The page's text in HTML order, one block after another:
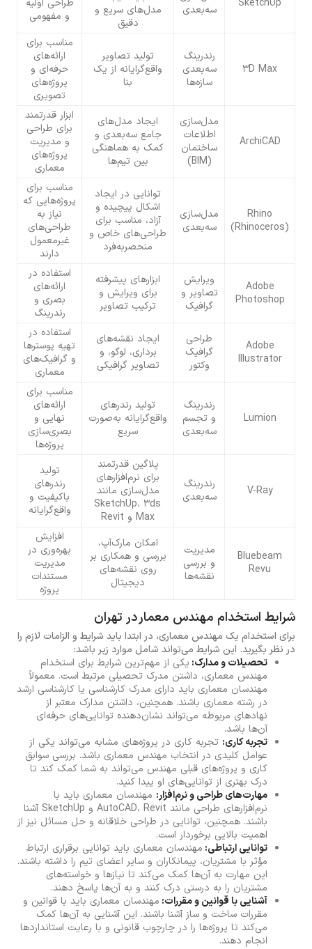
SketchUp
سه‌بعدی
مدل‌های سریع و
دقیق
طراحی اولیه
و مفهومی
3D Max
رندرینگ
سه‌بعدی
سازه‌ها
تولید تصاویر
واقع‌گرایانه از یک
بنا
مناسب برای
ارائه‌های
حرفه‌ای و
پروژه‌های
تصویری
ArchiCAD
مدل‌سازی
اطلاعات
ساختمان
(BIM)
ایجاد مدل‌های
جامع سه‌بعدی و
کمک به هماهنگی
بین تیم‌ها
ابزار قدرتمند
برای طراحی
و مدیریت
پروژه‌های
معماری
Rhino
(Rhinoceros)
مدل‌سازی
سه‌بعدی
توانایی در ایجاد
اشکال پیچیده و
آزاد، مناسب برای
طراحی‌های خاص و
منحصربه‌فرد
مناسب برای
پروژه‌هایی که
نیاز به
طراحی‌های
غیرمعمول
دارند
Adobe
Photoshop
ویرایش
تصاویر و
گرافیک
ابزارهای پیشرفته
برای ویرایش و
ترکیب تصاویر
استفاده در
ارائه‌های
بصری و
رندرینگ
Adobe
Illustrator
طراحی
گرافیک
وکتور
ایجاد نقشه‌های
برداری، لوگو، و
تصاویر گرافیکی
استفاده در
تهیه پوسترها
و گرافیک‌های
معماری
Lumion
رندرینگ
و تجسم
سه‌بعدی
تولید رندرهای
واقع‌گرایانه به‌صورت
سریع
مناسب برای
ارائه‌های
نهایی و
بصری‌سازی
پروژه‌ها
V-Ray
رندرینگ
سه‌بعدی
پلاگین قدرتمند
برای نرم‌افزارهای
مدل‌سازی مانند
SketchUp، 3ds
Max و Revit
تولید
رندرهای
باکیفیت و
واقع‌گرایانه
Bluebeam
Revu
مدیریت
و بررسی
نقشه‌ها
امکان مارک‌آپ،
بررسی و همکاری بر
روی نقشه‌های
دیجیتال
افزایش
بهره‌وری در
مدیریت
مستندات
پروژه
شرایط استخدام مهندس معمار در تهران
برای استخدام یک مهندس معماری، در ابتدا باید شرایط و الزامات لازم را
در نظر بگیرید. این شرایط می‌تواند شامل موارد زیر باشد:
تحصیلات و مدارک: یکی از مهم‌ترین شرایط برای استخدام
مهندس معماری، داشتن مدرک تحصیلی مرتبط است. معمولاً
مهندسان معماری باید دارای مدرک کارشناسی یا کارشناسی ارشد
در رشته معماری باشند. همچنین، داشتن مدارک معتبر از
نهادهای مربوطه می‌تواند نشان‌دهنده توانایی‌های حرفه‌ای
آن‌ها باشد.
تجربه کاری: تجربه کاری در پروژه‌های مشابه می‌تواند یکی از
عوامل کلیدی در انتخاب مهندس معماری باشد. بررسی سوابق
کاری و پروژه‌های قبلی مهندس می‌تواند به شما کمک کند تا
درک بهتری از توانایی‌های او پیدا کنید.
مهارت‌های طراحی و نرم‌افزار: مهندسان معماری باید با
نرم‌افزارهای طراحی مانند AutoCAD، Revit و SketchUp آشنا
باشند. همچنین، توانایی در طراحی خلاقانه و حل مسائل نیز از
اهمیت بالایی برخوردار است.
توانایی ارتباطی: مهندسان معماری باید توانایی برقراری ارتباط
مؤثر با مشتریان، پیمانکاران و سایر اعضای تیم را داشته باشند.
این مهارت به آن‌ها کمک می‌کند تا نیازها و خواسته‌های
مشتریان را به درستی درک کنند و به آن‌ها پاسخ دهند.
آشنایی با قوانین و مقررات: مهندسان معماری باید با قوانین و
مقررات ساخت و ساز آشنا باشند. این آشنایی به آن‌ها کمک
می‌کند تا پروژه‌ها را در چارچوب قانونی و با رعایت استانداردها
انجام دهند.